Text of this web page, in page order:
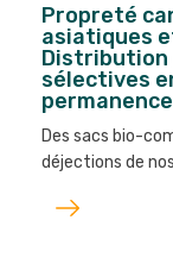
Propreté
asiatiques
Distribution
sélectives
Des sacs bio-
déjections de
Lire
l'article